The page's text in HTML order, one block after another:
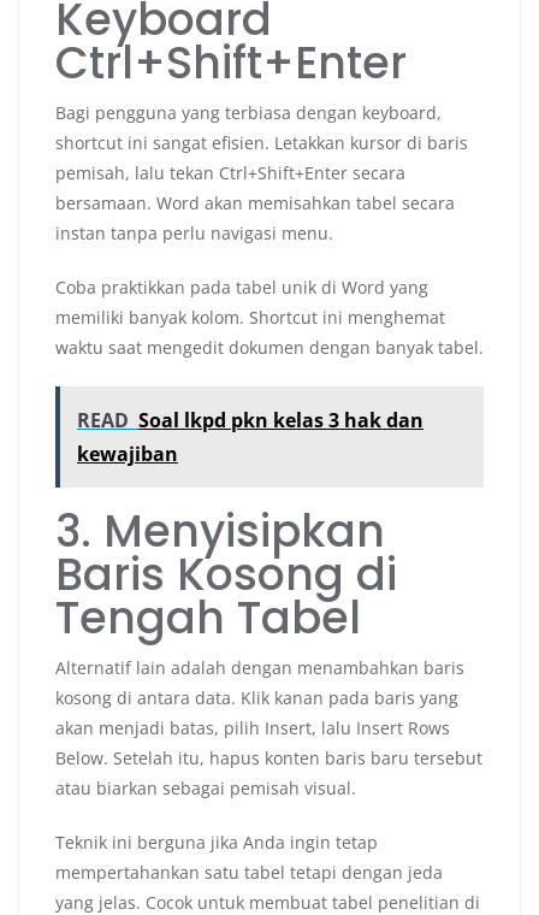
Keyboard
Ctrl+Shift+Enter
Bagi pengguna yang terbiasa dengan keyboard,
shortcut ini sangat efisien. Letakkan kursor di baris
pemisah, lalu tekan Ctrl+Shift+Enter secara
bersamaan. Word akan memisahkan tabel secara
instan tanpa perlu navigasi menu.
Coba praktikkan pada tabel unik di Word yang
memiliki banyak kolom. Shortcut ini menghemat
waktu saat mengedit dokumen dengan banyak tabel.
READ Soal lkpd pkn kelas 3 hak dan
kewajiban
3. Menyisipkan
Baris Kosong di
Tengah Tabel
Alternatif lain adalah dengan menambahkan baris
kosong di antara data. Klik kanan pada baris yang
akan menjadi batas, pilih Insert, lalu Insert Rows
Below. Setelah itu, hapus konten baris baru tersebut
atau biarkan sebagai pemisah visual.
Teknik ini berguna jika Anda ingin tetap
mempertahankan satu tabel tetapi dengan jeda
yang jelas. Cocok untuk membuat tabel penelitian di